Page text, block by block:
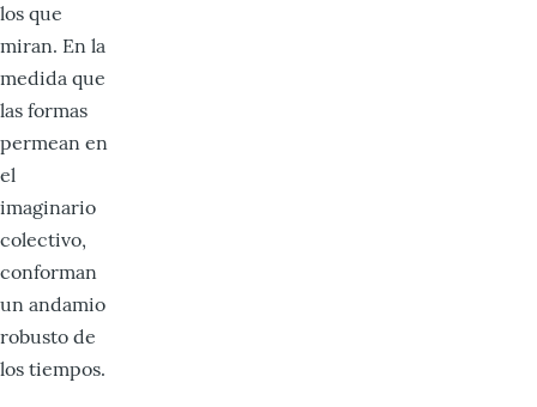
los que
miran. En la
medida que
las formas
permean en
el
imaginario
colectivo,
conforman
un andamio
robusto de
los tiempos.